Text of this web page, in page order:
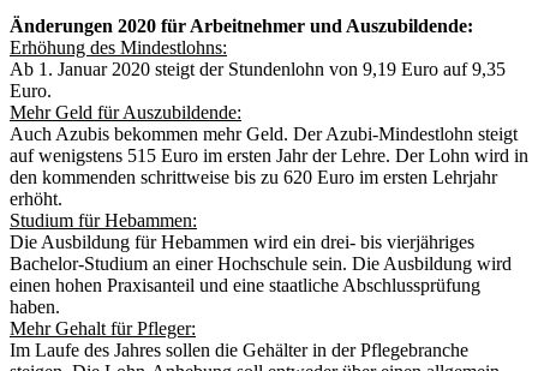
Änderungen 2020 für Arbeitnehmer und Auszubildende:
Erhöhung des Mindestlohns:
Ab 1. Januar 2020 steigt der Stundenlohn von 9,19 Euro auf 9,35
Euro.
Mehr Geld für Auszubildende:
Auch Azubis bekommen mehr Geld. Der Azubi-Mindestlohn steigt
auf wenigstens 515 Euro im ersten Jahr der Lehre. Der Lohn wird in
den kommenden schrittweise bis zu 620 Euro im ersten Lehrjahr
erhöht.
Studium für Hebammen:
Die Ausbildung für Hebammen wird ein drei- bis vierjähriges
Bachelor-Studium an einer Hochschule sein. Die Ausbildung wird
einen hohen Praxisanteil und eine staatliche Abschlussprüfung
haben.
Mehr Gehalt für Pfleger:
Im Laufe des Jahres sollen die Gehälter in der Pflegebranche